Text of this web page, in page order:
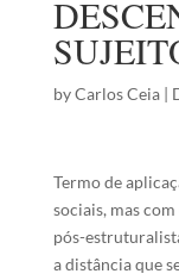
byCarlos Ceia|
Termo de
sociais, mas
pós-
a distância que